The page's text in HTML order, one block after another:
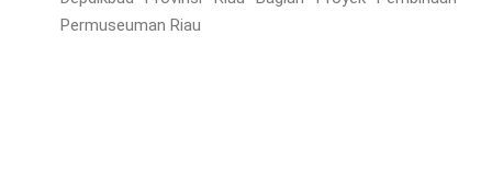
Permuseuman Riau